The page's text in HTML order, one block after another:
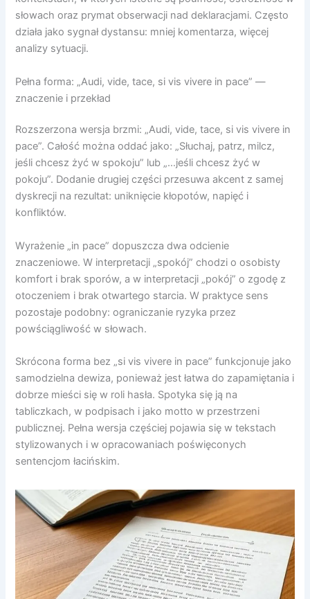
słowach oraz prymat obserwacji nad deklaracjami. Często
działa jako sygnał dystansu: mniej komentarza, więcej
analizy sytuacji.
Pełna forma: „Audi, vide, tace, si vis vivere in pace” —
znaczenie i przekład
Rozszerzona wersja brzmi: „Audi, vide, tace, si vis vivere in
pace”. Całość można oddać jako: „Słuchaj, patrz, milcz,
jeśli chcesz żyć w spokoju” lub „…jeśli chcesz żyć w
pokoju”. Dodanie drugiej części przesuwa akcent z samej
dyskrecji na rezultat: uniknięcie kłopotów, napięć i
konfliktów.
Wyrażenie „in pace” dopuszcza dwa odcienie
znaczeniowe. W interpretacji „spokój” chodzi o osobisty
komfort i brak sporów, a w interpretacji „pokój” o zgodę z
otoczeniem i brak otwartego starcia. W praktyce sens
pozostaje podobny: ograniczanie ryzyka przez
powściągliwość w słowach.
Skrócona forma bez „si vis vivere in pace” funkcjonuje jako
samodzielna dewiza, ponieważ jest łatwa do zapamiętania i
dobrze mieści się w roli hasła. Spotyka się ją na
tabliczkach, w podpisach i jako motto w przestrzeni
publicznej. Pełna wersja częściej pojawia się w tekstach
stylizowanych i w opracowaniach poświęconych
sentencjom łacińskim.